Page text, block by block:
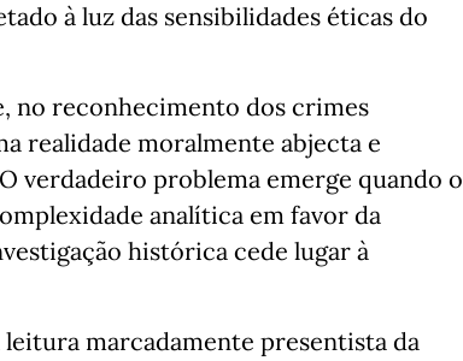
à luz das sensibilidades éticas do
no reconhecimento dos crimes
realidade moralmente abjecta e
verdadeiro problema emerge quando o
analítica em favor da
histórica cede lugar à
marcadamente presentista da